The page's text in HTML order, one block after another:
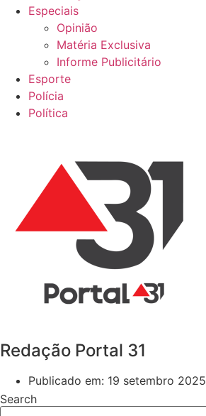
Especiais
Opinião
Matéria Exclusiva
Informe Publicitário
Esporte
Polícia
Política
Redação Portal 31
Publicado em: 19 setembro 2025
Search